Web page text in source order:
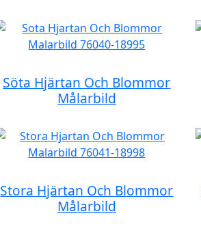
Söta Hjärtan Och Blommor
Målarbild
Stora Hjärtan Och Blommor
Målarbild